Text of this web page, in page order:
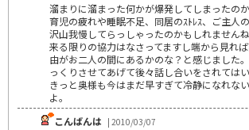
溜まりに溜まった何かが爆発してしまったの
育児の疲れや睡眠不足、同居のｽﾄﾚｽ、ご主人
沢山我慢してらっしゃったのかもしれません
来る限りの協力はなさってますし端から見れ
由がお二人の間にあるかのな？と感じました
っくりさせてあげて後々話し合いをされては
きっと奥様も今はまだ早すぎて冷静になれな
よ。
こんばんは | 2010/03/07